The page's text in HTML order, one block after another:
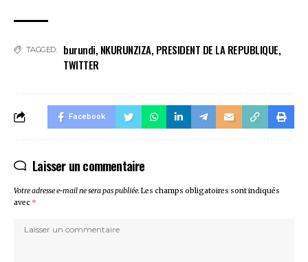
TAGGED: burundi, NKURUNZIZA, PRESIDENT DE LA REPUBLIQUE,
TWITTER
Facebook
Laisser un commentaire
Votre adresse e-mail ne sera pas publiée.Les champs obligatoires sont indiqués
avec *